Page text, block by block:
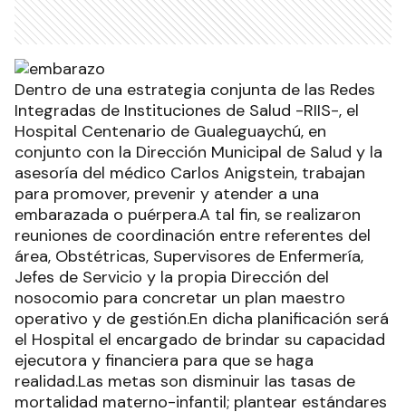
Dentro de una estrategia conjunta de las Redes
Integradas de Instituciones de Salud -RIIS-, el
Hospital Centenario de Gualeguaychú, en
conjunto con la Dirección Municipal de Salud y la
asesoría del médico Carlos Anigstein, trabajan
para promover, prevenir y atender a una
embarazada o puérpera.A tal fin, se realizaron
reuniones de coordinación entre referentes del
área, Obstétricas, Supervisores de Enfermería,
Jefes de Servicio y la propia Dirección del
nosocomio para concretar un plan maestro
operativo y de gestión.En dicha planificación será
el Hospital el encargado de brindar su capacidad
ejecutora y financiera para que se haga
realidad.Las metas son disminuir las tasas de
mortalidad materno-infantil; plantear estándares